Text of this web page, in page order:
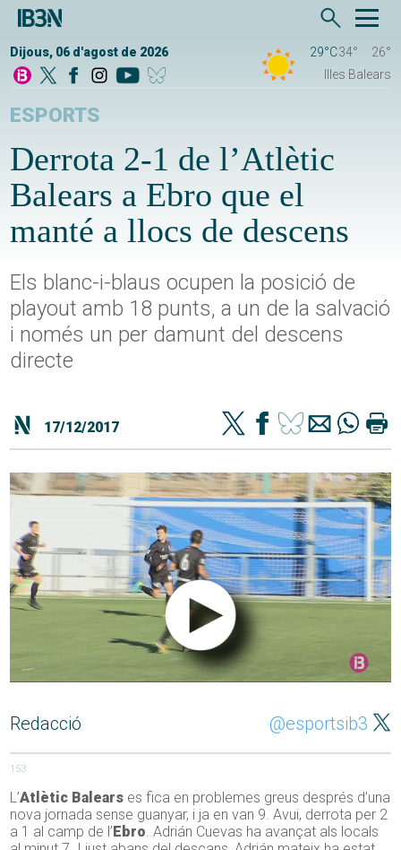
Dijous, 06 d'agost de 2026 29°C34°
26°
Illes Balears
ESPORTS
Derrota 2-1 de l’Atlètic
Balears a Ebro que el
manté a llocs de descens
Els blanc-i-blaus ocupen la posició de
playout amb 18 punts, a un de la salvació
i només un per damunt del descens
directe
17/12/2017
Redacció @esportsib3
153
L’Atlètic Balears es fica en problemes greus després d’una
nova jornada sense guanyar, i ja en van 9. Avui, derrota per 2
a 1 al camp de l’ Ebro. Adrián Cuevas ha avançat als locals